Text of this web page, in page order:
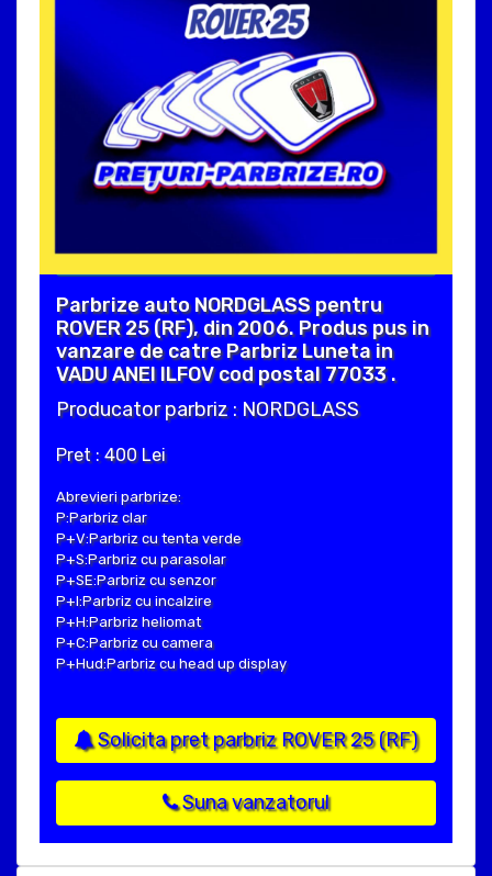
Parbrize auto NORDGLASS pentru
ROVER 25 (RF), din 2006. Produs pus in
vanzare de catre Parbriz Luneta in
VADU ANEI ILFOV cod postal 77033 .
Producator parbriz : NORDGLASS
Pret : 400 Lei
Abrevieri parbrize:
P:Parbriz clar
P+V:Parbriz cu tenta verde
P+S:Parbriz cu parasolar
P+SE:Parbriz cu senzor
P+I:Parbriz cu incalzire
P+H:Parbriz heliomat
P+C:Parbriz cu camera
P+Hud:Parbriz cu head up display
Solicita pret parbriz ROVER 25 (RF)
Suna vanzatorul